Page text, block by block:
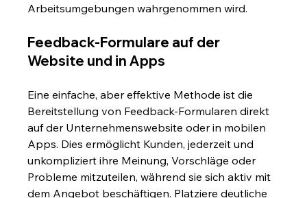
Arbeitsumgebungen wahrgenommen wird.
Feedback-Formulare auf der
Website und in Apps
Eine einfache, aber effektive Methode ist die
Bereitstellung von Feedback-Formularen direkt
auf der Unternehmenswebsite oder in mobilen
Apps. Dies ermöglicht Kunden, jederzeit und
unkompliziert ihre Meinung, Vorschläge oder
Probleme mitzuteilen, während sie sich aktiv mit
dem Angebot beschäftigen. Platziere deutliche